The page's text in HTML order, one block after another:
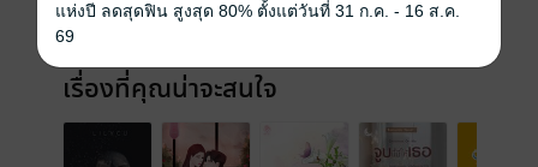
ราคาปก 129 บาท (ประหยัด 23%)
เรื่องที่คุณน่าจะสนใจ
แห่งปี ลดสุดฟิน สูงสุด 80% ตั้งแต่วันที่ 31 ก.ค. - 16 ส.ค.
69